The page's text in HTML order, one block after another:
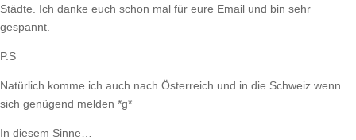
Städte. Ich danke euch schon mal für eure Email und bin sehr
gespannt.
P.S
Natürlich komme ich auch nach Österreich und in die Schweiz wenn
sich genügend melden *g*
In diesem Sinne…